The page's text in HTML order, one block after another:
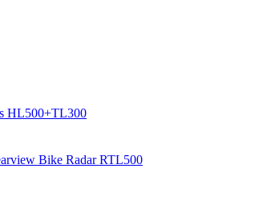
HL500+TL300
Bike Radar RTL500